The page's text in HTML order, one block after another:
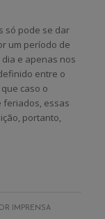
só pode se dar
um período de
e apenas nos
entre o
caso o
feriados, essas
portanto,
IMPRENSA